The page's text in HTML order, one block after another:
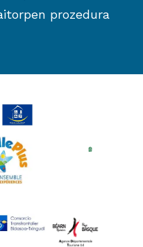
prozedura